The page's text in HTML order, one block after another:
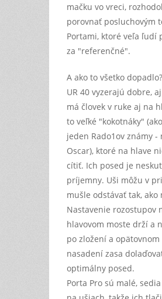
mačku vo vreci,
porovnať posluchovým
Portami, ktoré veľa ľudí
za "referenčné".
A ako to všetko dopadlo?
UR 40 vyzerajú dobre,
má človek v ruke aj na
to veľké "kokotnáky"
jeden Rado1ov známy -
Oscar), ktoré na hlave
cítiť. Ich posed je
príjemny. Uši môžu v
mušle odstávať tak, ako
Nastavenie rozostupov
hlavovom moste drží a
po zložení a opätovnom
nasadení zasa
optimálny posed.
Porta Pro sú malé,